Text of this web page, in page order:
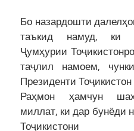
Бо назардошти
таъкид намуд, ки
Ҷумҳурии
таҷлил намоем,
Президенти
Раҳмон ҳамчун
миллат, ки дар бунёди
Тоҷикистони